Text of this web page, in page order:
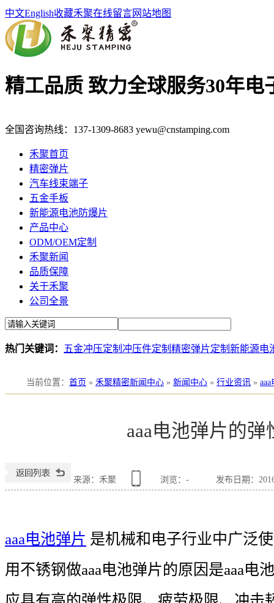
中文English收藏禾聚在线留言网站地图
精工品质 致力全球服务30年电
全国咨询热线： 137-1309-8683 yewu@cnstamping.com
禾聚首页
精密弹片
汽车线束端子
五金手板
新能源电池防爆片
产品中心
ODM/OEM定制
禾聚新闻
品质保障
关于禾聚
公司全景
热门关键词： 五金冲压定制 冲压件定制 精密弹片定制 新能源电
当前位置 ： 首页 » 禾聚精密新闻中心 » 新闻中心 » 行业资讯 »
aaa电池弹片的弹
来源：禾聚 浏览： - 发布日期：
aaa电池弹片 是机械和电子行业中广泛
用不锈钢做aaa电池弹片的原因是aaa电